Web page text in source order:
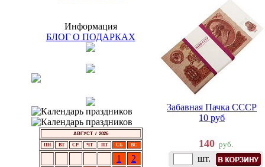
Информация
БЛОГ О ПОДАРКАХ
АВГУСТ / 2026
ПН ВТ СР ЧТ ПТ СБ ВС
1
2
Забавная Пачка СССР
10 руб
140 руб.
шт.